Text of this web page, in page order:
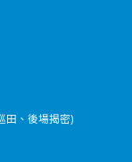
田、後場揭密)